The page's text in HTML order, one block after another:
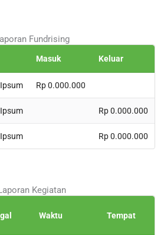
Fundrising
Masuk Keluar
Rp 0.000.000
Rp 0.000.000
Rp 0.000.000
Kegiatan
Waktu Tempat